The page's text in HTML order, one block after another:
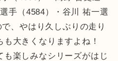
手（4584）・谷川 祐一選
、やはり久しぶりの走り
大きくなりますよね！
も楽しみなシリーズがはじ